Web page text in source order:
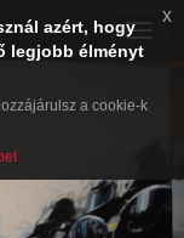
Toggle
azért, hogy
legjobb élményt
a cookie-k
x